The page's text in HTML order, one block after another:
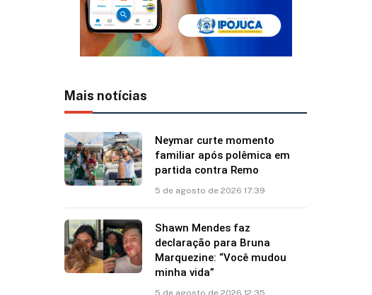
Mais notícias
Neymar curte momento
familiar após polêmica em
partida contra Remo
5 de agosto de 2026 17:39
Shawn Mendes faz
declaração para Bruna
Marquezine: “Você mudou
minha vida”
5 de agosto de 2026 12:35